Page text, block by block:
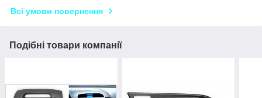
Всі умови повернення
Подібні товари компанії